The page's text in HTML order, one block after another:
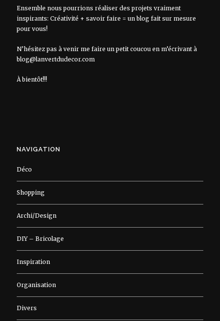
Ensemble nous pourrions réaliser des projets vraiment
inspirants: Créativité + savoir faire = un blog fait sur mesure
pour vous!
N’hésitez pas à venir me faire un petit coucou en m’écrivant à
blog@lanvertdudecor.com
À bientôt!!!
NAVIGATION
Déco
Shopping
Archi/Design
DIY – Bricolage
Inspiration
Organisation
Divers